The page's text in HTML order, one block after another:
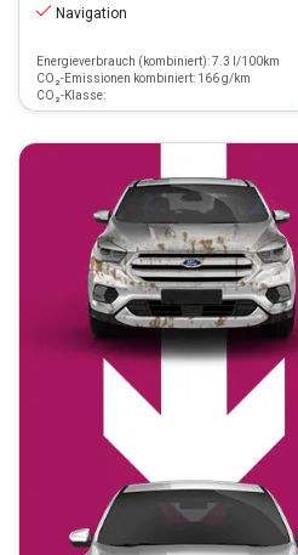
Navigation
Energieverbrauch (kombiniert): 7.3 l/100km
CO₂-Emissionen kombiniert: 166 g/km
CO₂-Klasse: